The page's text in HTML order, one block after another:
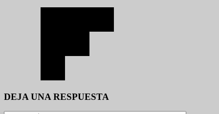
DEJA UNA RESPUESTA